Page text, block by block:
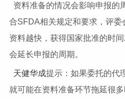
资料准备的情况会影响申报的
合SFDA相关规定和要求，评委
资料越快，获得国家批准的时
会延长申报的周期。
天健华成提示：如果委托的代
就可能在资料准备环节拖延很多